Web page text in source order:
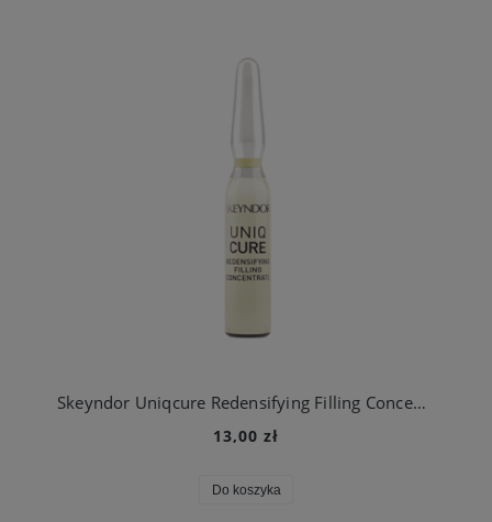
Skeyndor Uniqcure Redensifying Filling Concentrate - ampułka wzmacniająca - 1 szt.
13,00 zł
Do koszyka